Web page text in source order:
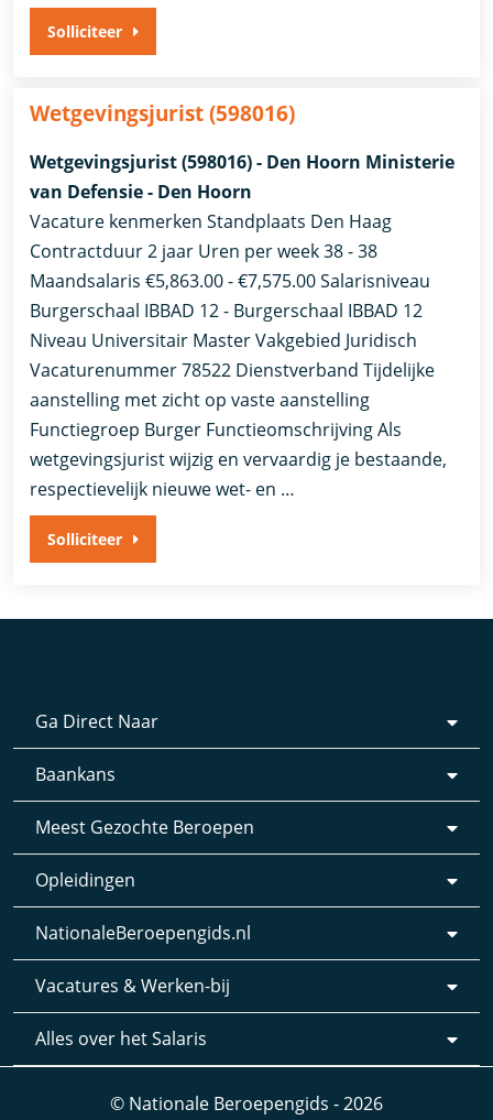
Solliciteer
Wetgevingsjurist (598016)
Wetgevingsjurist (598016) - Den Hoorn Ministerie
van Defensie - Den Hoorn
Vacature kenmerken Standplaats Den Haag
Contractduur 2 jaar Uren per week 38 - 38
Maandsalaris €5,863.00 - €7,575.00 Salarisniveau
Burgerschaal IBBAD 12 - Burgerschaal IBBAD 12
Niveau Universitair Master Vakgebied Juridisch
Vacaturenummer 78522 Dienstverband ​Tijdelijke
aanstelling met zicht op vaste aanstelling​
Functiegroep Burger Functieomschrijving Als
wetgevingsjurist wijzig en vervaardig je bestaande,
respectievelijk nieuwe wet- en …
Solliciteer
Ga Direct Naar
Baankans
Meest Gezochte Beroepen
Opleidingen
NationaleBeroepengids.nl
Vacatures & Werken-bij
Alles over het Salaris
© Nationale Beroepengids - 2026